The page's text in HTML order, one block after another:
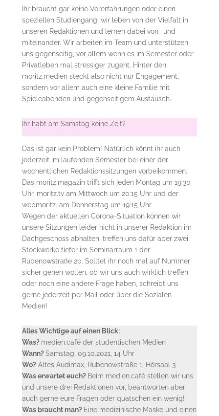
Ihr braucht gar keine Vorerfahrungen oder einen
speziellen Studiengang, wir leben von der Vielfalt in
unseren Redaktionen und lernen dabei von- und
miteinander. Wir arbeiten im Team und unterstützen
uns gegenseitig, vor allem wenn es im Semester oder
Privatleben mal stressiger zugeht. Hinter den
moritz.medien steckt also nicht nur Engagement,
sondern vor allem auch eine kleine Familie mit
Spieleabenden und gegenseitigem Austausch.
Ihr habt am Samstag keine Zeit?
Das ist gar kein Problem! Natürlich könnt ihr auch
jederzeit im laufenden Semester bei einer der
wöchentlichen Redaktionssitzungen vorbeikommen.
Das moritz.magazin trifft sich jeden Montag um 19:30
Uhr, moritz.tv am Mittwoch um 20:15 Uhr und der
webmoritz. am Donnerstag um 19:15 Uhr.
Wegen der aktuellen Corona-Situation können wir
unsere Sitzungen leider nicht in unserer Redaktion im
Dachgeschoss abhalten, treffen uns dafür aber zwei
Stockwerke tiefer im Seminarraum 1 der
Rubenowstraße 2b. Solltet ihr noch mal auf Nummer
sicher gehen wollen, ob wir uns auch wirklich treffen
oder noch eine andere Frage haben, schreibt uns
gerne jederzeit per Mail oder über die Sozialen
Medien!
Alles Wichtige auf einen Blick:
Was? medien.café der studentischen Medien
Wann?Samstag, 09.10.2021, 14 Uhr
Wo?Altes Audimax, Rubenowstraße 1, Hörsaal 3
Was erwartet euch? Beim medien.café stellen wir uns
und unsere drei Redaktionen vor, beantworten aber
auch gerne eure Fragen oder quatschen ein wenig!
Was braucht man? Eine medizinische Maske und einen